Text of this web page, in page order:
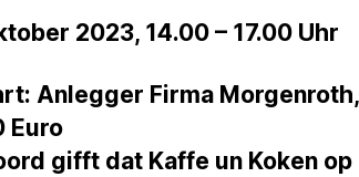
2023, 14.00 – 17.00 Uhr
Anlegger Firma
Euro
gifft dat Kaffe un Koken op